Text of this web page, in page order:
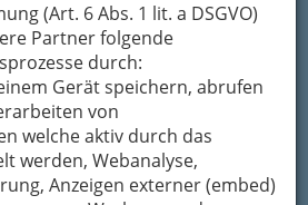
(Art. 6 Abs. 1 lit. a DSGVO)
Partner folgende
durch:
Gerät speichern, abrufen
von
welche aktiv durch das
werden, Webanalyse,
Anzeigen externer (embed)
von
1772 Christtag
, lieber Kestner, ich bin
Lichte morgens wieder zu